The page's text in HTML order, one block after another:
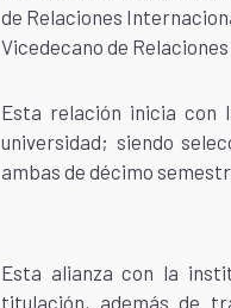
de Relaciones
Vicedecano de
Esta relación inicia con
universidad; siendo
ambas de décimo
Esta alianza con la
titulación, además de